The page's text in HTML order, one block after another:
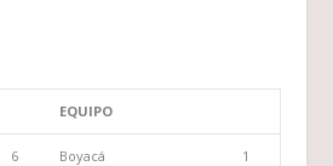
EQUIPO
6 Boyacá 1